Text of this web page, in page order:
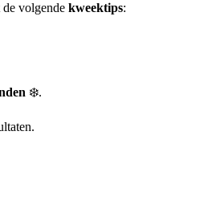
de volgende kweektips:
❄️.